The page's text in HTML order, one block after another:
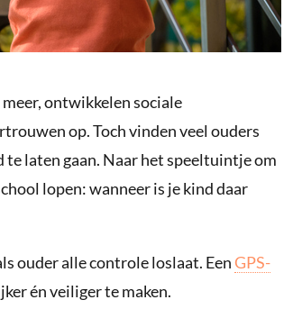
ontwikkelen sociale
op. Toch vinden veel ouders
te laten gaan. Naar het speeltuintje om
lopen: wanneer is je kind daar
ouder alle controle loslaat. EenGPS-
én veiliger te maken.